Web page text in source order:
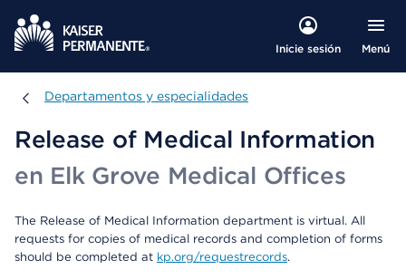
Inicie sesión Menú
Departamentos y especialidades
Departamentos y especialidades
Release of Medical Information
en Elk Grove Medical Offices
The Release of Medical Information department is virtual. All
requests for copies of medical records and completion of forms
should be completed at kp.org/requestrecords.